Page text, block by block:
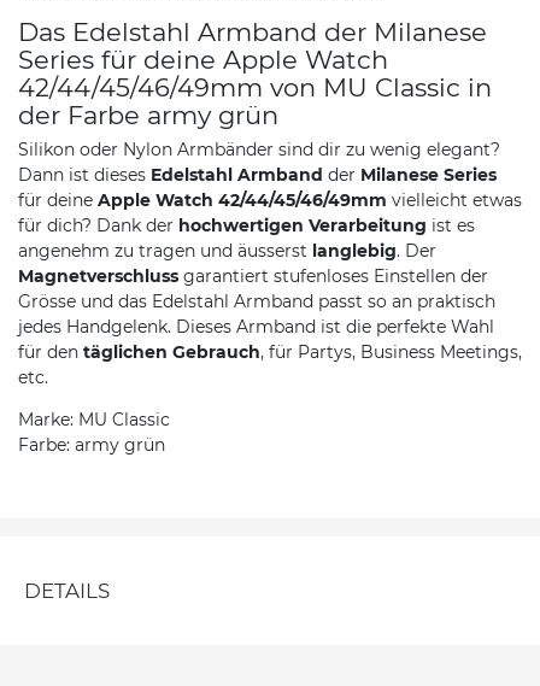
Das Edelstahl Armband der Milanese
Series für deine Apple Watch
42/44/45/46/49mm von MU Classic in
der Farbe army grün
Silikon oder Nylon Armbänder sind dir zu wenig elegant?
Dann ist dieses Edelstahl Armband der Milanese Series
für deine Apple Watch 42/44/45/46/49mm vielleicht etwas
für dich? Dank der hochwertigen Verarbeitung ist es
angenehm zu tragen und äusserst langlebig. Der
Magnetverschluss garantiert stufenloses Einstellen der
Grösse und das Edelstahl Armband passt so an praktisch
jedes Handgelenk. Dieses Armband ist die perfekte Wahl
für den täglichen Gebrauch, für Partys, Business Meetings,
etc.
Marke: MU Classic
Farbe: army grün
DETAILS